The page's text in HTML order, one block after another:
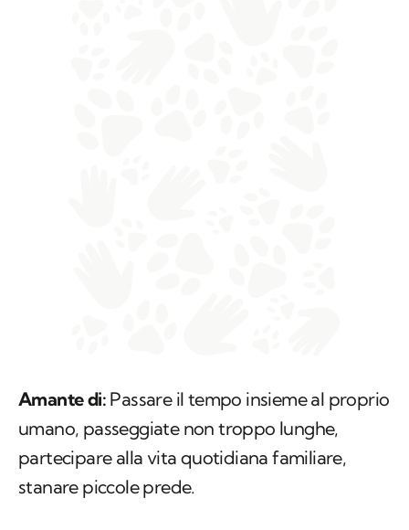
Amante di: Passare il tempo insieme al proprio
umano, passeggiate non troppo lunghe,
partecipare alla vita quotidiana familiare,
stanare piccole prede.